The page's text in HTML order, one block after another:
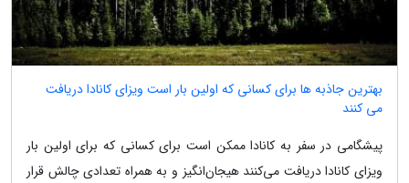
بهترین جاذبه ها برای کسانی که اولین بار است ویزای کانادا دریافت
می کنند
پیشگامی در سفر به کانادا ممکن است برای کسانی که برای اولین بار
ویزای کانادا دریافت می‌کنند هیجان‌انگیز و به همراه تعدادی چالش قرار